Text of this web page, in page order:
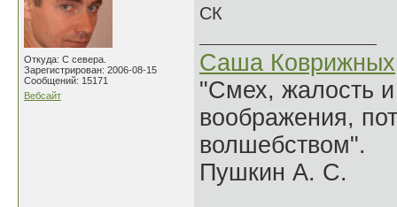
Откуда: С севера.
Зарегистрирован: 2006-08-15
Сообщений: 15171
Вебсайт
СК
Саша Коврижных
"Смех, жалость
воображения,
волшебством".
Пушкин А. С.